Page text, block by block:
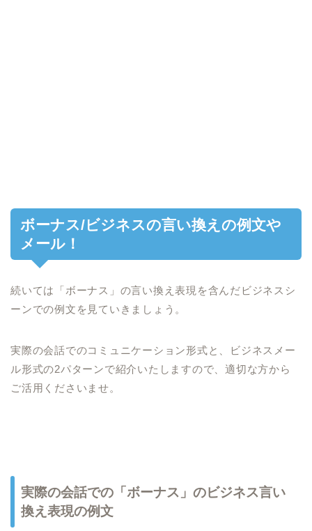
ボーナス/ビジネスの言い換えの例文や
メール！
続いては「ボーナス」の言い換え表現を含んだビジネスシ
ーンでの例文を見ていきましょう。
実際の会話でのコミュニケーション形式と、ビジネスメー
ル形式の2パターンで紹介いたしますので、適切な方から
ご活用くださいませ。
実際の会話での「ボーナス」のビジネス言い
換え表現の例文